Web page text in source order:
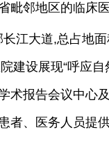
邻地区的临床
江大道,总占地
设展现“呼应
报告会议中
、医务人员提